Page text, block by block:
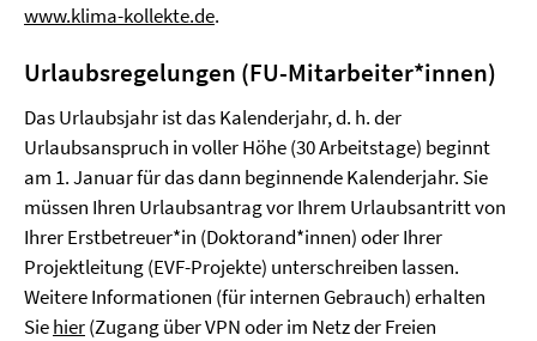
www.klima-kollekte.de.
Urlaubsregelungen (FU-Mitarbeiter*innen)
Das Urlaubsjahr ist das Kalenderjahr, d. h. der
Urlaubsanspruch in voller Höhe (30 Arbeitstage) beginnt
am 1. Januar für das dann beginnende Kalenderjahr. Sie
müssen Ihren Urlaubsantrag vor Ihrem Urlaubsantritt von
Ihrer Erstbetreuer*in (Doktorand*innen) oder Ihrer
Projektleitung (EVF-Projekte) unterschreiben lassen.
Weitere Informationen (für internen Gebrauch) erhalten
Siehier(Zugang über VPN oder im Netz der Freien